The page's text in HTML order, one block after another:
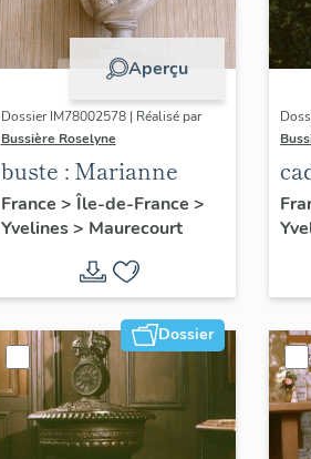
Aperçu
Dossier IM78002578 | Réalisé par
Bussière Roselyne
buste : Marianne
France > Île-de-France >
Yvelines> Maurecourt
Dossier